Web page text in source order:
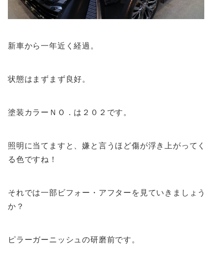
新車から一年近く経過。
状態はまずまず良好。
塗装カラーＮＯ．は２０２です。
照明に当てますと、嫌と言うほど傷が浮き上がってく
る色ですね！
それでは一部ビフォー・アフターを見ていきましょう
か？
ピラーガーニッシュの研磨前です。